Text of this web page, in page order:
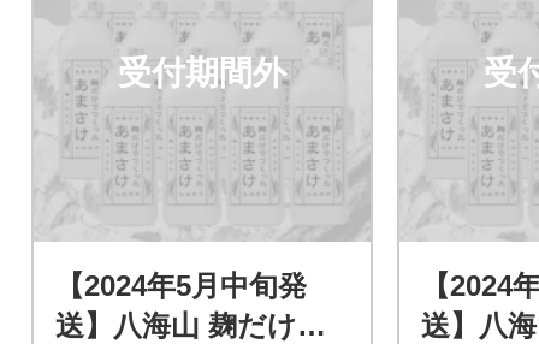
受付期間外
【2024年5月中旬発
送】八海山 麹だけで
受
【2024
送】八